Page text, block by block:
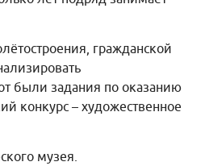
гражданской
были задания по оказанию
конкурс – художественное
музея.